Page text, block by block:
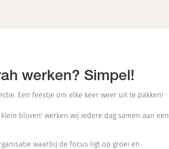
werken? Simpel!
Een feestje om elke keer weer uit te pakken!
blijven' werken wij iedere dag samen aan een
waarbij de focus ligt op groei en